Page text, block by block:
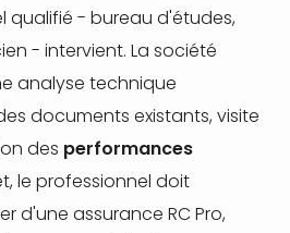
qualifié - bureau d'études,
- intervient. La société
analyse technique
documents existants, visite
des performances
le professionnel doit
d'une assurance RC Pro,